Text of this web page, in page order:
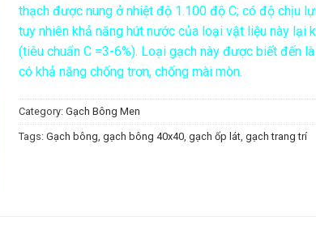
thạch được nung ở nhiệt độ 1.100 độ C; có độ chịu
tuy nhiên khả năng hút nước của loại vật liệu này lại
(tiêu chuẩn C =3-6%). Loại gạch này được biết đến
có khả năng chống trơn, chống mài mòn.
Category: Gạch Bông Men
Tags: Gạch bông, gạch bông 40x40, gạch ốp lát, gạch trang trí